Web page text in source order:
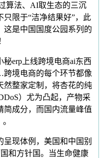
法、AI取生态的三沉
限于“洁净结果好”，此
这是中国国度公园系列的
erp上线跨境电商ai东西
境电商的每个环节都像
然整家定制，将杏花的纯
）尤为凸起，产物采
简成分，而国内流量峰值
现体例，美国和中国别
和方针国。当生命健康